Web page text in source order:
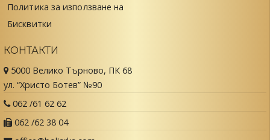
Политика за използване на
Бисквитки
КОНТАКТИ
5000 Велико Търново, ПК 68
ул. “Христо Ботев” №90
062 /61 62 62
062 /62 38 04